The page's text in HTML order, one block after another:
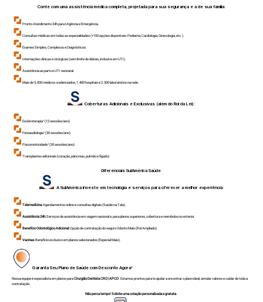
Conte com uma assistência médica completa, projetada para sua segurança e a de sua família:
Pronto Atendimento 24h para Urgência e Emergência.
Consultas médicas em todas as especialidades (+100 opções disponíveis: Pediatria, Cardiologia, Ginecologia, etc.).
Exames Simples, Complexos e Diagnósticos.
Internações clínicas e cirúrgicas (sem limite de diárias, inclusive em UTI).
Assistência ao parto e UTI neonatal.
Mais de 5.000 médicos credenciados, 1.400 hospitais e 2.300 laboratórios na rede.
Coberturas Adicionais e Exclusivas (além do Rol da Lei):
Escleroterapia¹ (12 sessões/ano)
Fonoaudiologia¹ (30 sessões/ano)
Psicomotricidade¹ (30 sessões/ano)
Transplantes adicionais (coração, pâncreas, pulmão e fígado).
Diferenciais SulAmérica Saúde
A SulAmérica investe em tecnologia e serviços para oferecer a melhor experiência:
Telemedicina:Agendamentos online e consultas digitais (Saúde na Tela).
Assistência 24h:Serviços de assistência em viagem nacional e, para planos superiores, cobertura e reembolso no exterior.
Benefício Odontológico Adicional:Opção de contratação do seguro Odonto Mais (Rol Ampliado).
Vacinas:Benefício exclusivo em planos selecionados (Especial Mais).
Garanta Seu Plano de Saúde com Desconto Agora!
Nossa equipe é especialista em planos paraCirurgião Dentista CRO | APCD. Estamos prontos para te ajudar a encontrar o plano ideal, simular valores e cuidar de toda a
contratação.
Não perca tempo! Solicite uma cotação personalizada e gratuita.